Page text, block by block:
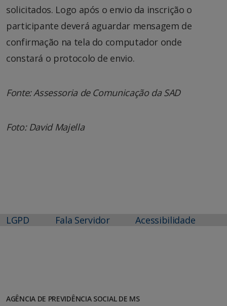
solicitados. Logo após o envio da inscrição o
participante deverá aguardar mensagem de
confirmação na tela do computador onde
constará o protocolo de envio.
Fonte: Assessoria de Comunicação da SAD
Foto: David Majella
LGPD Fala Servidor Acessibilidade
AGÊNCIA DE PREVIDÊNCIA SOCIAL DE MS